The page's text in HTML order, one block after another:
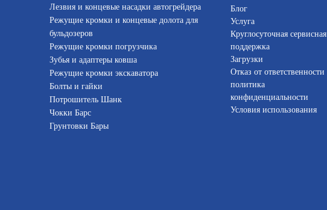
Лезвия и концевые насадки автогрейдера
Режущие кромки и концевые долота для
бульдозеров
Режущие кромки погрузчика
Зубья и адаптеры ковша
Режущие кромки экскаватора
Болты и гайки
Потрошитель Шанк
Чокки Барс
Грунтовки Бары
Блог
Услуга
Круглосуточная сервисная
поддержка
Загрузки
Отказ от ответственности
политика
конфиденциальности
Условия использования